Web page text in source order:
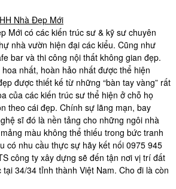
Nhà Đẹp Mới
Mới có các kiến trúc sư & kỹ sư chuyên
nhà vườn hiện đại các kiểu. Cũng như
bar và thi công nội thất không gian đẹp.
nhất, hoàn hảo nhất được thể hiện
được thiết kế từ những “bàn tay vàng” rất
của các kiến trúc sư thể hiện ở chỗ họ
theo cái đẹp. Chính sự lãng mạn, bay
sĩ đó là nền tảng cho những ngôi nhà
màu không thể thiếu trong bức tranh
có nhu cầu thực sự hãy kết nối 0975 945
công ty xây dựng sẽ đến tận nơi vị trí đất
34/34 tỉnh thành Việt Nam. Cho đi là còn